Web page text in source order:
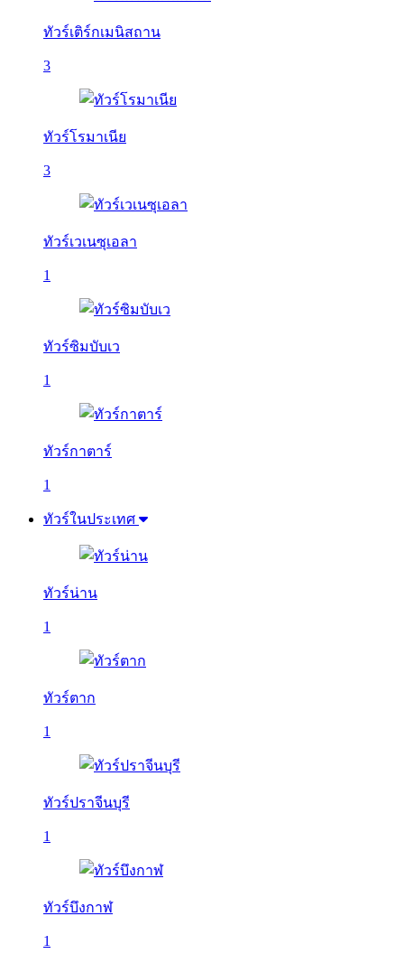
ทัวร์เติร์กเมนิสถาน
3
ทัวร์โรมาเนีย
3
ทัวร์เวเนซุเอลา
1
ทัวร์ซิมบับเว
1
ทัวร์กาตาร์
1
ทัวร์ในประเทศ
ทัวร์น่าน
1
ทัวร์ตาก
1
ทัวร์ปราจีนบุรี
1
ทัวร์บึงกาฬ
1